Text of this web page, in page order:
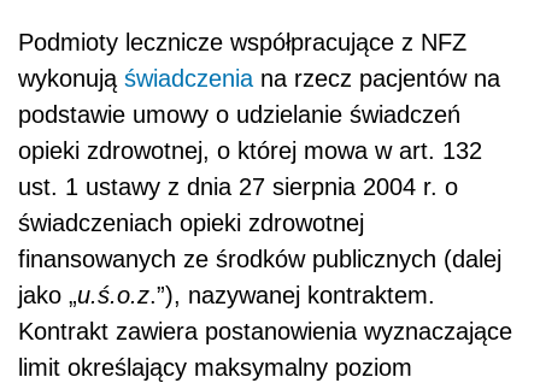
Podmioty lecznicze współpracujące z NFZ
wykonują świadczenia na rzecz pacjentów na
podstawie umowy o udzielanie świadczeń
opieki zdrowotnej, o której mowa w art. 132
ust. 1 ustawy z dnia 27 sierpnia 2004 r. o
świadczeniach opieki zdrowotnej
finansowanych ze środków publicznych (dalej
jako „u.ś.o.z.”), nazywanej kontraktem.
Kontrakt zawiera postanowienia wyznaczające
limit określający maksymalny poziom